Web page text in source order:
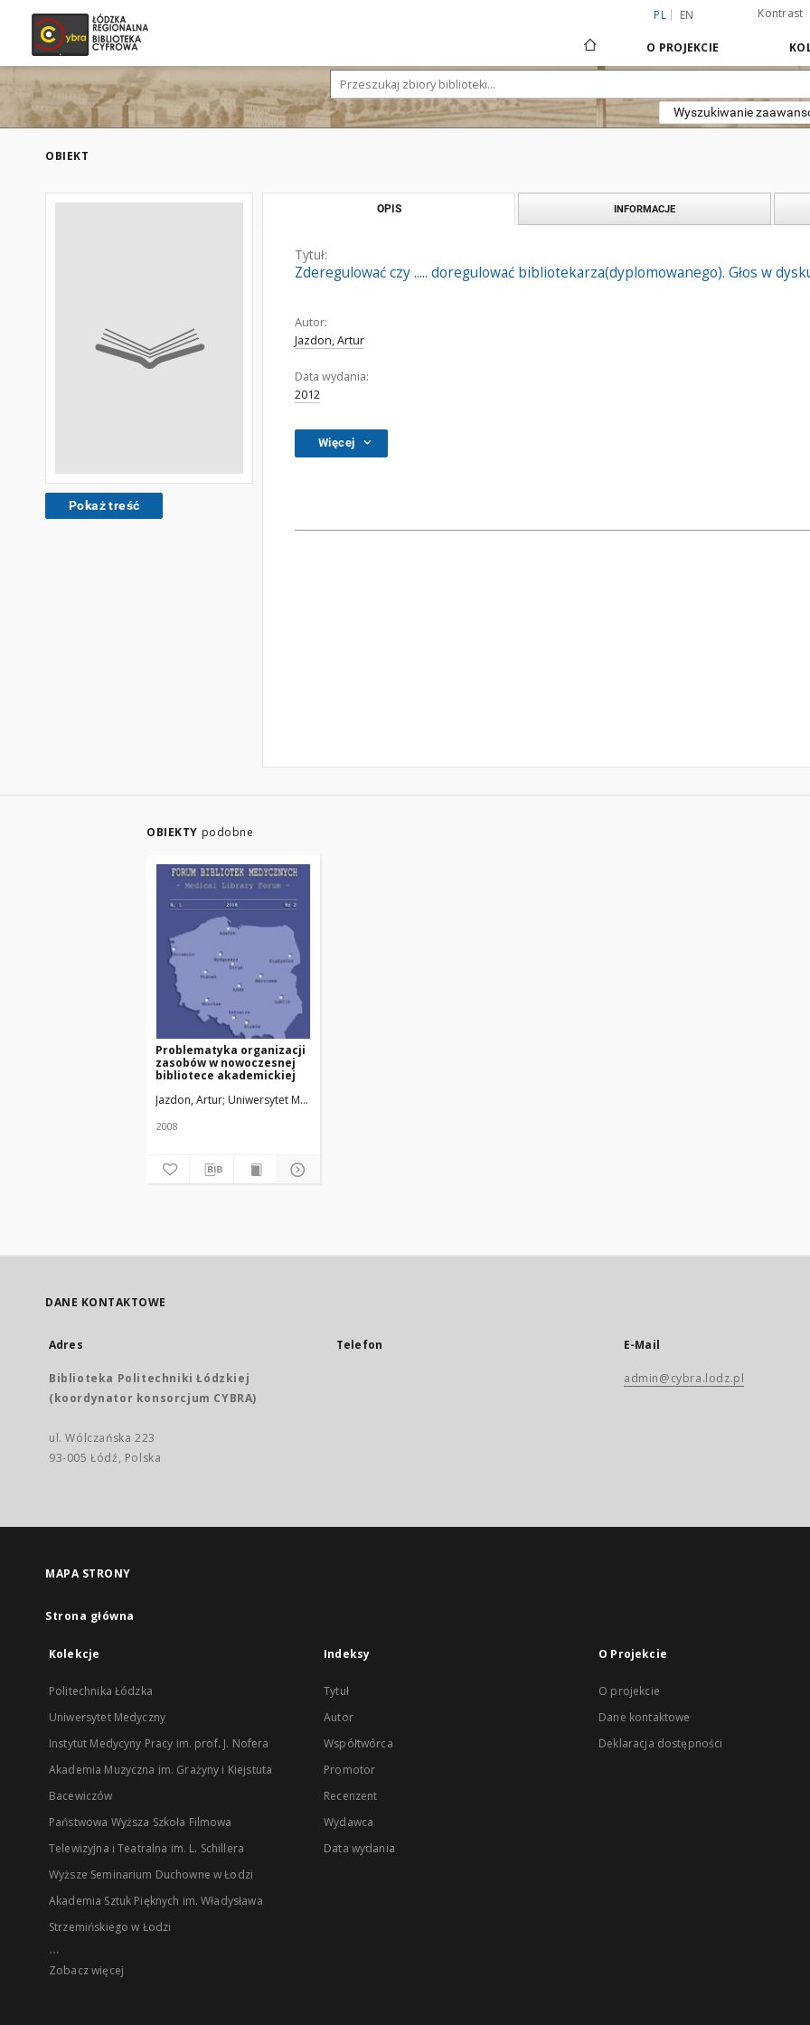
PL EN Kontrast
O PROJEKCIE
Wyszukiwanie
OBIEKT
Pokaż treść
OPIS INFORMACJE
Tytuł:
Zderegulować czy ..... doregulować bibliotekarza(dyplomowanego). Głos w
Autor:
Jazdon, Artur
Data wydania:
2012
Więcej
OBIEKTY podobne
Problematyka organizacji
zasobów w nowoczesnej
bibliotece akademickiej
Jazdon, Artur Uniwersytet Medyczny w Łodzi
2008
DANE KONTAKTOWE
Adres
Biblioteka Politechniki Łódzkiej
(koordynator konsorcjum CYBRA)
ul. Wólczańska 223
93-005 Łódź, Polska
Telefon E-Mail
admin@cybra.lodz.pl
MAPA STRONY
Strona główna
Kolekcje
Politechnika Łódzka
Uniwersytet Medyczny
Instytut Medycyny Pracy im. prof. J. Nofera
Akademia Muzyczna im. Grażyny i Kiejstuta
Bacewiczów
Państwowa Wyższa Szkoła Filmowa
Telewizyjna i Teatralna im. L. Schillera
Wyższe Seminarium Duchowne w Łodzi
Akademia Sztuk Pięknych im. Władysława
Strzemińskiego w Łodzi
...
Zobacz więcej
Indeksy
Tytuł
Autor
Współtwórca
Promotor
Recenzent
Wydawca
Data wydania
O Projekcie
O projekcie
Dane kontaktowe
Deklaracja dostępności